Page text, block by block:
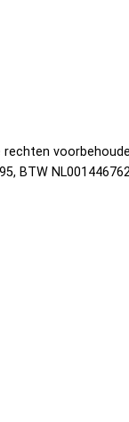
rechten
BTW